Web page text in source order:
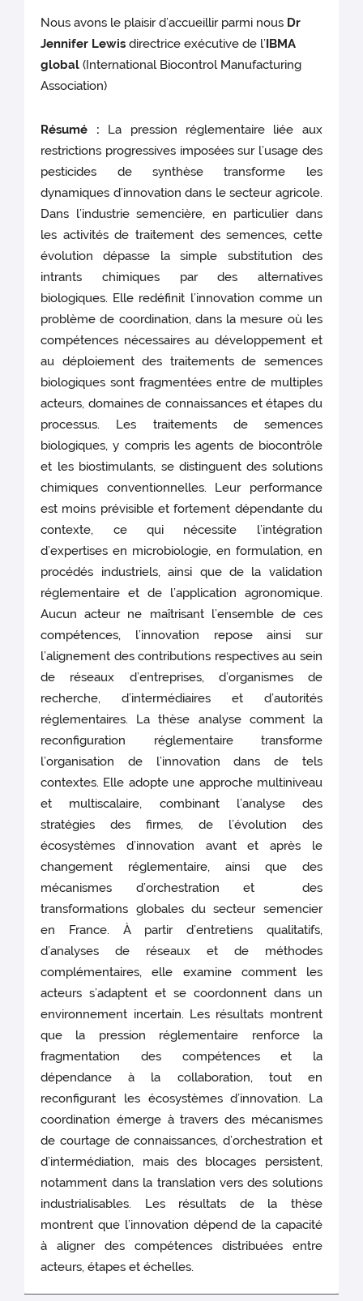
Nous avons le plaisir d’accueillir parmi nous Dr
Jennifer Lewis directrice exécutive de l’IBMA
global (International Biocontrol Manufacturing
Association)
Résumé : La pression réglementaire liée aux
restrictions progressives imposées sur l’usage des
pesticides de synthèse transforme les
dynamiques d’innovation dans le secteur agricole.
Dans l’industrie semencière, en particulier dans
les activités de traitement des semences, cette
évolution dépasse la simple substitution des
intrants chimiques par des alternatives
biologiques. Elle redéfinit l’innovation comme un
problème de coordination, dans la mesure où les
compétences nécessaires au développement et
au déploiement des traitements de semences
biologiques sont fragmentées entre de multiples
acteurs, domaines de connaissances et étapes du
processus. Les traitements de semences
biologiques, y compris les agents de biocontrôle
et les biostimulants, se distinguent des solutions
chimiques conventionnelles. Leur performance
est moins prévisible et fortement dépendante du
contexte, ce qui nécessite l’intégration
d’expertises en microbiologie, en formulation, en
procédés industriels, ainsi que de la validation
réglementaire et de l’application agronomique.
Aucun acteur ne maîtrisant l’ensemble de ces
compétences, l’innovation repose ainsi sur
l’alignement des contributions respectives au sein
de réseaux d’entreprises, d’organismes de
recherche, d’intermédiaires et d’autorités
réglementaires. La thèse analyse comment la
reconfiguration réglementaire transforme
l’organisation de l’innovation dans de tels
contextes. Elle adopte une approche multiniveau
et multiscalaire, combinant l’analyse des
stratégies des firmes, de l’évolution des
écosystèmes d’innovation avant et après le
changement réglementaire, ainsi que des
mécanismes d’orchestration et des
transformations globales du secteur semencier
en France. À partir d’entretiens qualitatifs,
d’analyses de réseaux et de méthodes
complémentaires, elle examine comment les
acteurs s’adaptent et se coordonnent dans un
environnement incertain. Les résultats montrent
que la pression réglementaire renforce la
fragmentation des compétences et la
dépendance à la collaboration, tout en
reconfigurant les écosystèmes d’innovation. La
coordination émerge à travers des mécanismes
de courtage de connaissances, d’orchestration et
d’intermédiation, mais des blocages persistent,
notamment dans la translation vers des solutions
industrialisables. Les résultats de la thèse
montrent que l’innovation dépend de la capacité
à aligner des compétences distribuées entre
acteurs, étapes et échelles.